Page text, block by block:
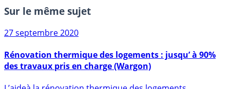
Sur le même sujet
27 septembre 2020
des travaux pris en charge (Wargon)